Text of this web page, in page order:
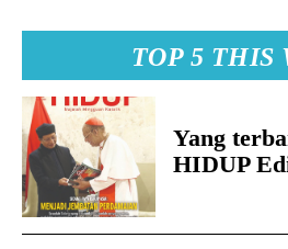
TOP 5 THIS
Yang
HIDUP